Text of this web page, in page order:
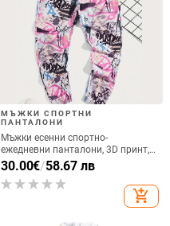
МЪЖКИ СПОРТНИ
ПАНТАЛОНИ
Мъжки есенни спортно-
ежедневни панталони, 3D принт,
свободна кройка,
микроеластичност, талия средна
височина
30.00€/58.67 лв
add_shopping_cart